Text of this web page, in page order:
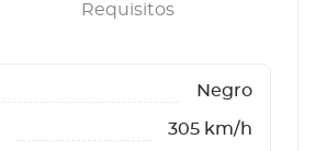
Requisitos
Negro
305 km/h